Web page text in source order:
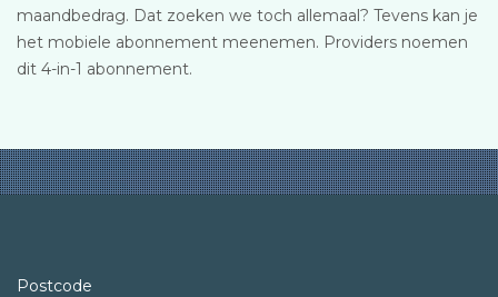
maandbedrag. Dat zoeken we toch allemaal? Tevens kan je
het mobiele abonnement meenemen. Providers noemen
dit 4-in-1 abonnement.
Postcode